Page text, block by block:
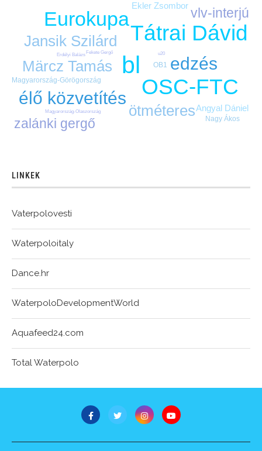
bl
OSC-FTC
Tátrai Dávid
Eurokupa
edzés
élő közvetítés
Jansik Szilárd
Märcz Tamás
ötméteres
vlv-interjú
zalánki gergő
Angyal Dániel
Ekler Zsombor
Magyarország-Görögország
Nagy Ákos
OB1
Erdélyi Balázs Fekete Gergő
Magyarország-Olaszország
u20
LINKEK
Vaterpolovesti
Waterpoloitaly
Dance.hr
WaterpoloDevelopmentWorld
Aquafeed24.com
Total Waterpolo